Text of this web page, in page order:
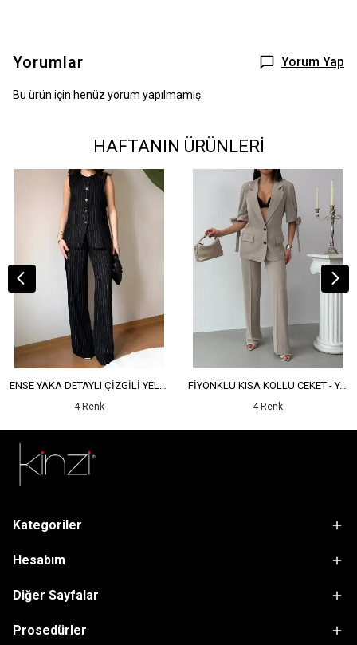
Yorumlar Yorum Yap
Bu ürün için henüz yorum yapılmamış.
HAFTANIN ÜRÜNLERİ
ENSE YAKA DETAYLI ÇİZGİLİ YELEK - YÜKSEK BEL DETAYLI ÇİZGİLİ PANTOLON
4 Renk
FİYONKLU KISA KOLLU CEKET - YÜKSEK BEL SALAŞ PANTOLON
4 Renk
Kategoriler
Hesabım
Diğer Sayfalar
Prosedürler